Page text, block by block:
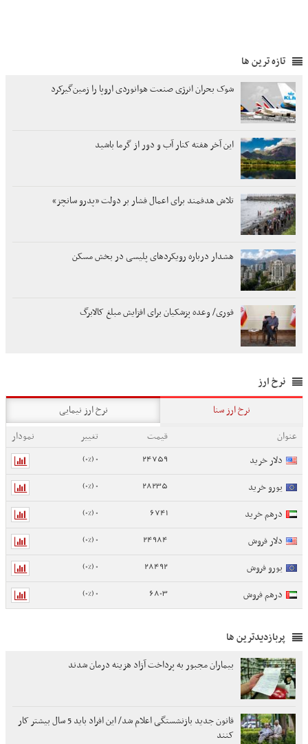
تازه ترین ها
شوک بحران انرژی صنعت هوانوردی اروپا را زمین‌گیر‌کرد
این آخر هفته کنار آب و دور از گرما باشید
تلاش هدفمند برای اعمال فشار بر دولت «پدرو سانچز»
هشدار درباره رویکردهای پلیسی در بخش مسکن
فوری/ وعده پزشکیان برای افزایش مبلغ کالابرگ
نرخ ارز
نرخ ارز سنا
نرخ ارز نیمایی
عنوان
قیمت تغییر
نمودار
دلار خرید
24759
0 (0%)
یورو خرید 28235
0 (0%)
درهم خرید 6741
0 (0%)
دلار فروش 24984
0 (0%)
یورو فروش 28492
0 (0%)
درهم فروش 6803
0 (0%)
پربازدیدترین ها
بیماران مجبور به پرداخت آزاد هزینه درمان شدند
قانون جدید بازنشستگی اعلام شد/ این افراد باید 5 سال بیشتر کار
کنند